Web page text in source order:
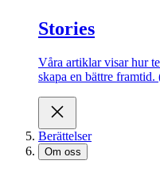
Stories
Våra artiklar visar hur
skapa en bättre
Berättelser
Om oss